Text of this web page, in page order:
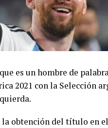
es un hombre de
2021 con la Selección
la obtención del título en